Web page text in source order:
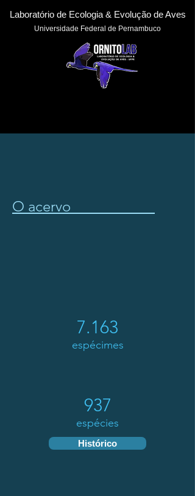
Laboratório de Ecologia & Evolução de Aves
Universidade Federal de Pernambuco
O acervo
7.163
espécimes
937
espécies
Histórico